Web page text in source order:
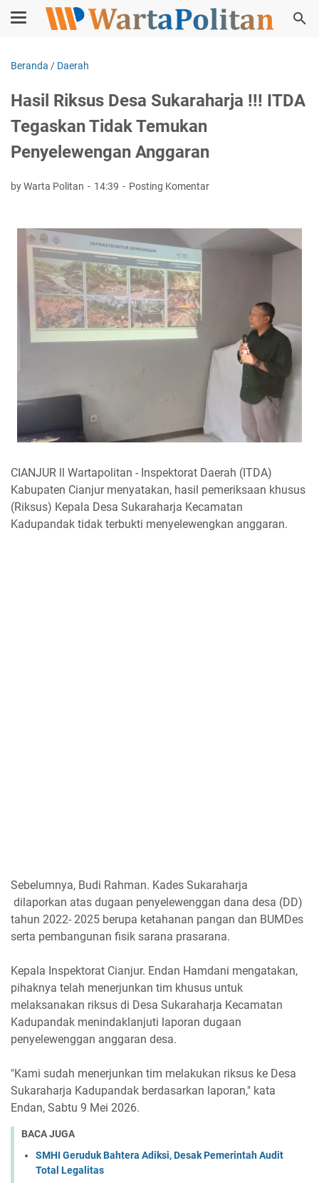
Beranda / Daerah
Hasil Riksus Desa Sukaraharja !!! ITDA
Tegaskan Tidak Temukan
Penyelewengan Anggaran
by Warta Politan 14:39 Posting Komentar
CIANJUR ll Wartapolitan - Inspektorat Daerah (ITDA)
Kabupaten Cianjur menyatakan, hasil pemeriksaan khusus
(Riksus) Kepala Desa Sukaraharja Kecamatan
Kadupandak tidak terbukti menyelewengkan anggaran.
Sebelumnya, Budi Rahman. Kades Sukaraharja
dilaporkan atas dugaan penyelewenggan dana desa (DD)
tahun 2022- 2025 berupa ketahanan pangan dan BUMDes
serta pembangunan fisik sarana prasarana.
Kepala Inspektorat Cianjur. Endan Hamdani mengatakan,
pihaknya telah menerjunkan tim khusus untuk
melaksanakan riksus di Desa Sukaraharja Kecamatan
Kadupandak menindaklanjuti laporan dugaan
penyelewenggan anggaran desa.
"Kami sudah menerjunkan tim melakukan riksus ke Desa
Sukaraharja Kadupandak berdasarkan laporan," kata
Endan, Sabtu 9 Mei 2026.
BACA JUGA
SMHI Geruduk Bahtera Adiksi, Desak Pemerintah Audit
Total Legalitas